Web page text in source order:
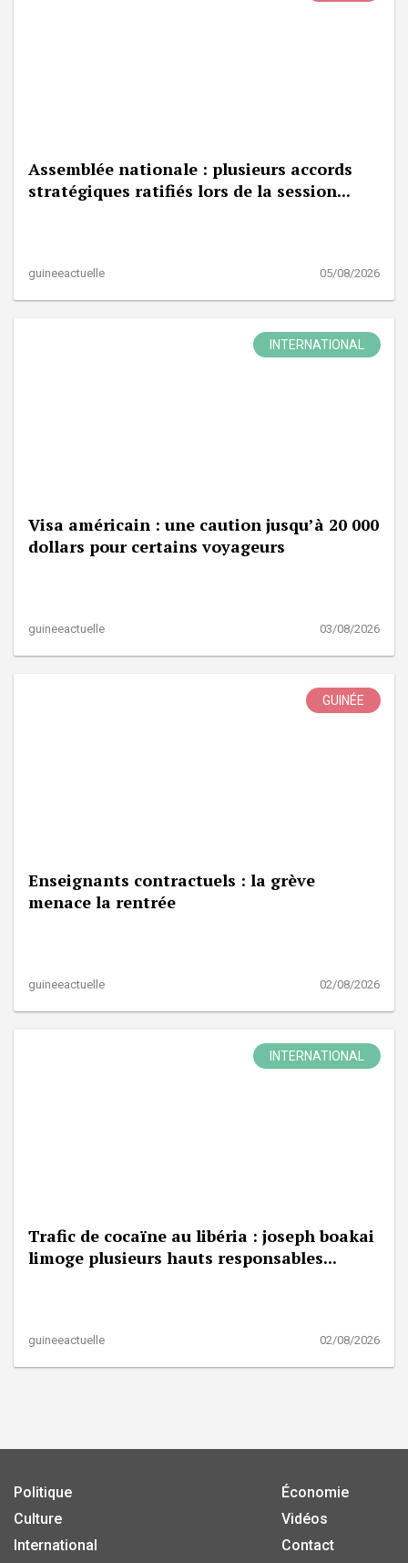
Assemblée nationale : plusieurs accords
stratégiques ratifiés lors de la session...
guineeactuelle 05/08/2026
INTERNATIONAL
Visa américain : une caution jusqu’à 20 000
dollars pour certains voyageurs
guineeactuelle 03/08/2026
GUINÉE
Enseignants contractuels : la grève
menace la rentrée
guineeactuelle 02/08/2026
INTERNATIONAL
Trafic de cocaïne au libéria : joseph boakai
limoge plusieurs hauts responsables...
guineeactuelle 02/08/2026
Politique
Culture
International
Économie
Vidéos
Contact